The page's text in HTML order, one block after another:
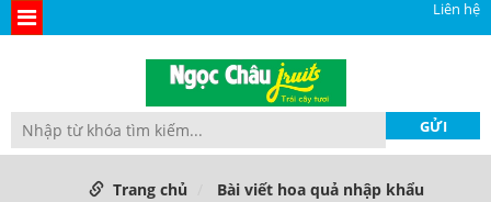
Liên hệ
Trang chủ Bài viết hoa quả nhập khẩu